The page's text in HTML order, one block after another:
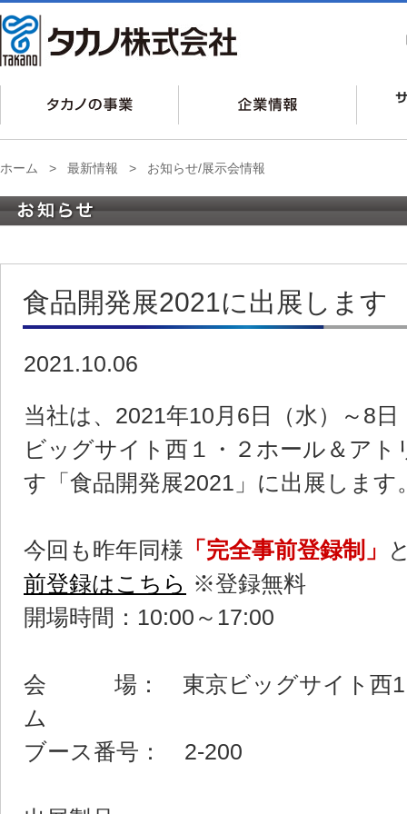
ホーム > 最新情報 > お知らせ/展示会情報
食品開発展2021に出展します
2021.10.06
当社は、2021年10月6日（水）～8
ビッグサイト西１・２ホール＆ア
す「食品開発展2021」に出展します
今回も昨年同様 「完全事前登録制」
前登録はこちら ※登録無料
開場時間：10:00～17:00
会 場： 東京ビッグサイト西1
ム
ブース番号： 2-200